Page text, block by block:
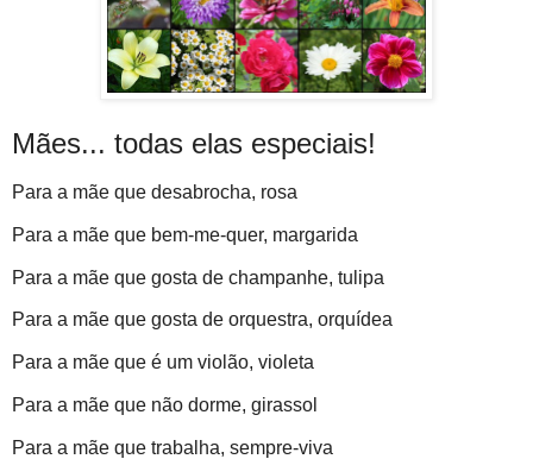
Mães... todas elas especiais!
Para a mãe que desabrocha, rosa
Para a mãe que bem-me-quer, margarida
Para a mãe que gosta de champanhe, tulipa
Para a mãe que gosta de orquestra, orquídea
Para a mãe que é um violão, violeta
Para a mãe que não dorme, girassol
Para a mãe que trabalha, sempre-viva